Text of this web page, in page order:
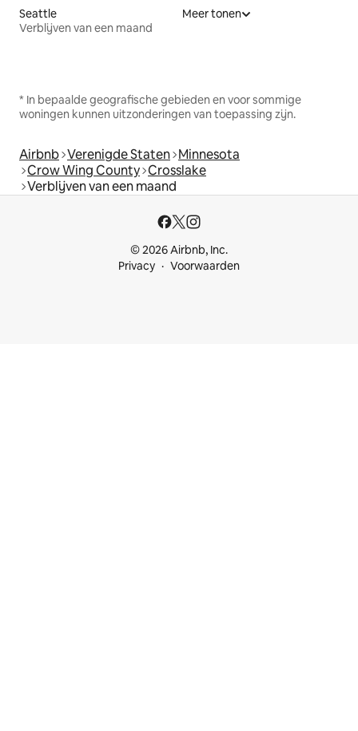
Seattle
Verblijven van een maand
Meer tonen
* In bepaalde geografische gebieden en voor sommige
woningen kunnen uitzonderingen van toepassing zijn.
Airbnb Verenigde Staten Minnesota
Crow Wing County Crosslake
Verblijven van een maand
© 2026 Airbnb, Inc.
Privacy
Voorwaarden